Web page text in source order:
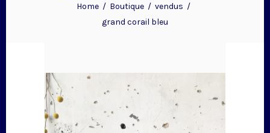
Home/ Boutique/ vendus /
grand corail bleu